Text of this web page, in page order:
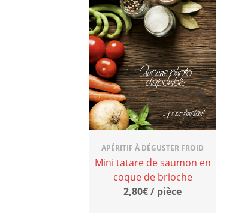
APÉRITIF À DÉGUSTER FROID
Mini tatare de saumon en
coque de brioche
2,80€ / pièce